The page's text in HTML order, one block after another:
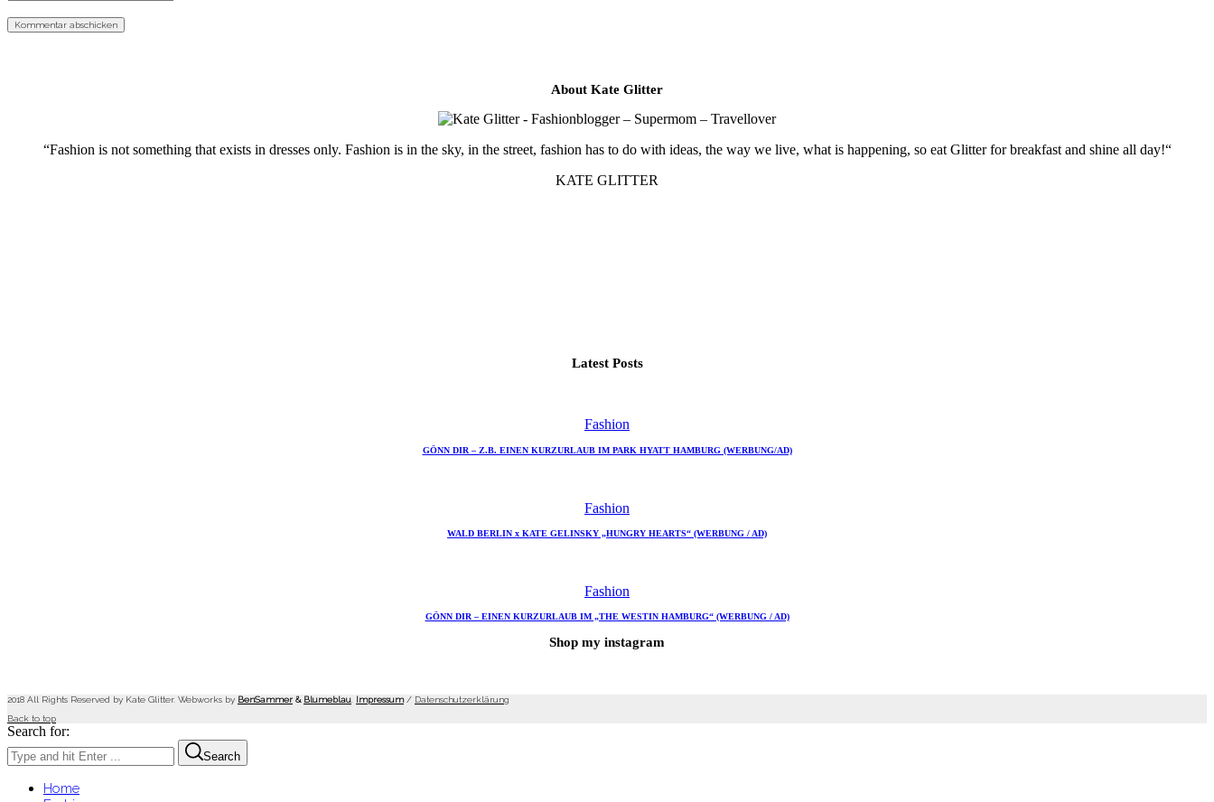
About Kate Glitter
“Fashion is not something that exists in dresses only. Fashion is in the sky, in the street, fashion has to do with ideas, the way we live, what is happening, so eat Glitter for breakfast and shine all day!“
KATE GLITTER
Latest Posts
Fashion
GÖNN DIR – Z.B. EINEN KURZURLAUB IM PARK HYATT HAMBURG (WERBUNG/AD)
Fashion
WALD BERLIN x KATE GELINSKY „HUNGRY HEARTS“ (WERBUNG / AD)
Fashion
GÖNN DIR – EINEN KURZURLAUB IM „THE WESTIN HAMBURG“ (WERBUNG / AD)
Shop my instagram
2018 All Rights Reserved by Kate Glitter. Webworks by BenSammer & Blumeblau. Impressum/ Datenschutzerklärung
Back to top
Search for:
Search
Home